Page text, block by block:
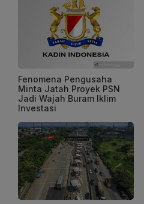
Fenomena Pengusaha
Minta Jatah Proyek PSN
Jadi Wajah Buram Iklim
Investasi